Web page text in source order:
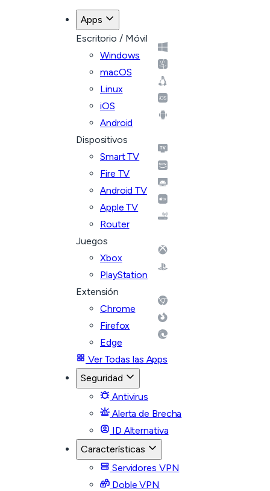
Apps
Escritorio / Móvil
Windows
macOS
Linux
iOS
Android
Dispositivos
Smart TV
Fire TV
Android TV
Apple TV
Router
Juegos
Xbox
PlayStation
Extensión
Chrome
Firefox
Edge
Ver Todas las Apps
Seguridad
Antivirus
Alerta de Brecha
ID Alternativa
Características
Servidores VPN
Doble VPN